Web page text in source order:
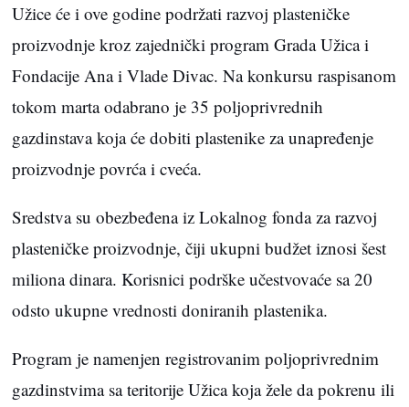
Užice će i ove godine podržati razvoj plasteničke
proizvodnje kroz zajednički program Grada Užica i
Fondacije Ana i Vlade Divac. Na konkursu raspisanom
tokom marta odabrano je 35 poljoprivrednih
gazdinstava koja će dobiti plastenike za unapređenje
proizvodnje povrća i cveća.
Sredstva su obezbeđena iz Lokalnog fonda za razvoj
plasteničke proizvodnje, čiji ukupni budžet iznosi šest
miliona dinara. Korisnici podrške učestvovaće sa 20
odsto ukupne vrednosti doniranih plastenika.
Program je namenjen registrovanim poljoprivrednim
gazdinstvima sa teritorije Užica koja žele da pokrenu ili